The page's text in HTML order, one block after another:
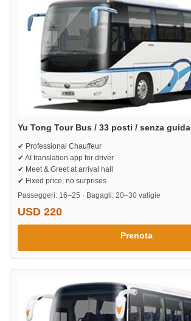
Yu Tong Tour Bus / 33 posti / senza guida
✔ Professional Chauffeur
✔ AI translation app for driver
✔ Meet & Greet at arrival hall
✔ Fixed price, no surprises
Passeggeri: 16–25 · Bagagli: 20–30 valigie
USD 220
Prenota